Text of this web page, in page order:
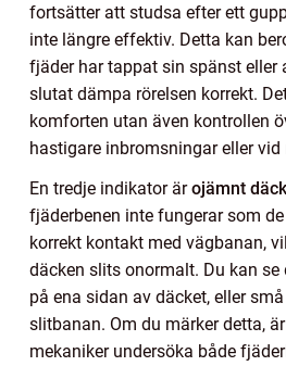
fortsätter att studsa efter ett
inte längre effektiv. Detta kan
fjäder har tappat sin spänst eller
slutat dämpa rörelsen korrekt.
komforten utan även kontrollen
hastigare inbromsningar eller vid
En tredje indikator ärojämnt
fjäderbenen inte fungerar som
korrekt kontakt med vägbanan,
däcken slits onormalt. Du kan
på ena sidan av däcket, eller
slitbanan. Om du märker detta,
mekaniker undersöka både